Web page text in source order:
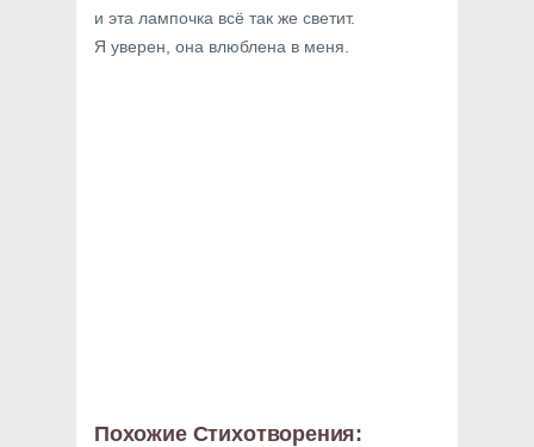
и эта лампочка всё так же светит.
Я уверен, она влюблена в меня.
Похожие Стихотворения: